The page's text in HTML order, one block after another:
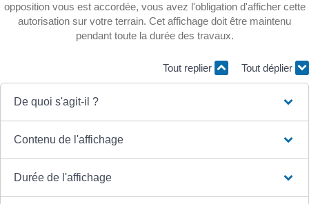
opposition vous est accordée, vous avez l'obligation d'afficher cette
autorisation sur votre terrain. Cet affichage doit être maintenu
pendant toute la durée des travaux.
Tout replier Tout déplier
De quoi s'agit-il ?
Contenu de l'affichage
Durée de l'affichage